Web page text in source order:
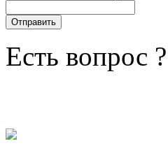
Есть вопрос ?